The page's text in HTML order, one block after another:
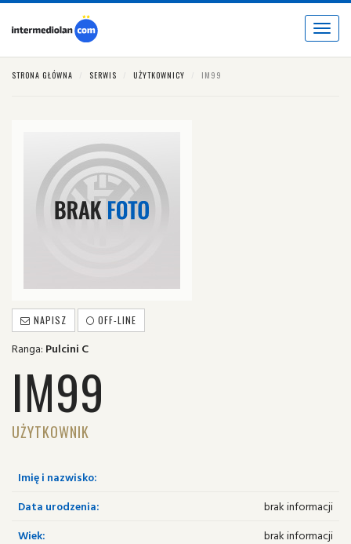
Toggle
STRONA GŁÓWNA SERWIS UŻYTKOWNICY IM99
NAPISZ OFF-LINE
Ranga: Pulcini C
IM99
UŻYTKOWNIK
Imię i nazwisko:
Data urodzenia:
brak informacji
Wiek:
brak informacji